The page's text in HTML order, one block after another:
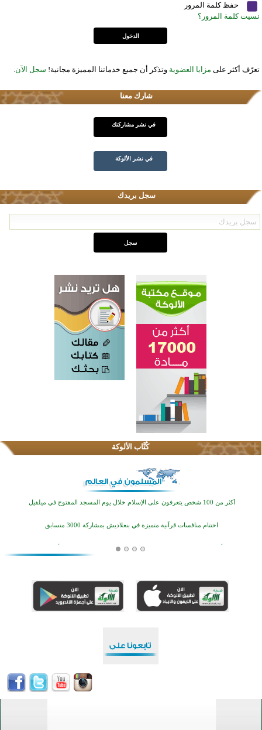
حفظ كلمة المرور
نسيت كلمة المرور؟
تعرّف أكثر على مزايا العضوية وتذكر أن جميع خدماتنا المميزة مجانية! سجل الآن.
شارك معنا
في نشر مشاركتك
في نشر الألوكة
سجل بريدك
كُتَّاب الألوكة
القرآن والتربية في صدارة البرامج الصيفية للمسلمين في بينزا وساراتوف وموردوفيا هذا العام
اختتام الدورة التاسعة لمسابقة حفظ وتلاوة القرآن الكريم في أزناكاييف
أكثر من 100 شخص يتعرفون على الإسلام خلال يوم المسجد المفتوح في ميلفيل
اختتام منافسات قرآنية متميزة في بنغلاديش بمشاركة 3000 متسابق
منطقة ريبوفسي تحتفل بميلاد مسجد جديد في أجواء إيمانية مميزة